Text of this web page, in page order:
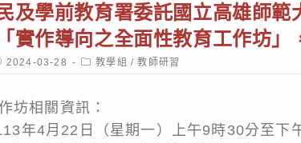
及學前教育署委託國立高雄師
實作導向之全面性教育工作坊」
2024-03-28
Post
category:
教學組 / 教師研習
坊相關資訊：
年4月22日（星期一）上午9時30分至下